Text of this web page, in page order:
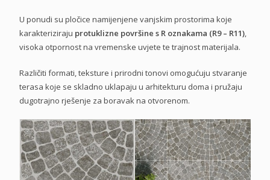
U ponudi su pločice namijenjene vanjskim prostorima koje
karakteriziraju protuklizne površine s R oznakama (R9 – R11),
visoka otpornost na vremenske uvjete te trajnost materijala.
Različiti formati, teksture i prirodni tonovi omogućuju stvaranje
terasa koje se skladno uklapaju u arhitekturu doma i pružaju
dugotrajno rješenje za boravak na otvorenom.